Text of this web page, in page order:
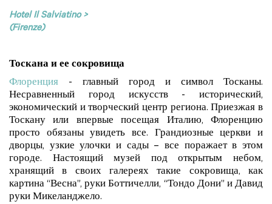
Hotel Il Salviatino >
(Firenze)
Тоскана и ее сокровища
Флоренция - главный город и символ Тосканы.
Несравненный город искусств - исторический,
экономический и творческий центр региона. Приезжая в
Тоскану или впервые посещая Италию, Флоренцию
просто обязаны увидеть все. Грандиозные церкви и
дворцы, узкие улочки и сады – все поражает в этом
городе. Настоящий музей под открытым небом,
хранящий в своих галереях такие сокровища, как
картина “Весна”, руки Боттичелли, “Тондо Дони” и Давид
руки Микеланджело.